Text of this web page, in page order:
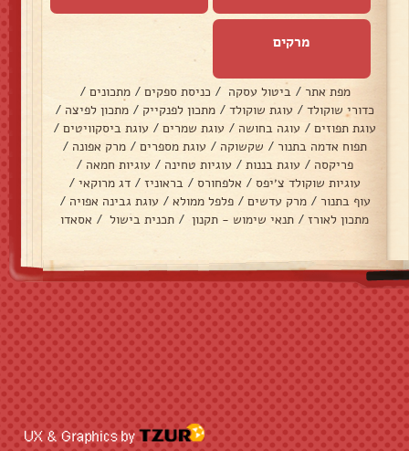
מרקים
מפת אתר / ביטול עסקה / כניסת ספקים / מתכונים /
כדורי שוקולד / עוגת שוקולד / מתכון לפנקייק / מתכון לפיצה /
עוגת תפוזים / עוגה בחושה / עוגת שמרים / עוגת ביסקוויטים /
תפוח אדמה בתנור / שקשוקה / עוגת מספרים / מרק אפונה /
פריקסה / עוגת בננות / עוגיות טחינה / עוגיות חמאה /
עוגיות שוקולד צ׳יפס / אלפחורס / בראוניז / דג מרוקאי /
עוף בתנור / מרק עדשים / פלפל ממולא / עוגת גבינה אפויה /
מתכון לאורז / תנאי שימוש - תקנון / תכנית בישול / אסאדו